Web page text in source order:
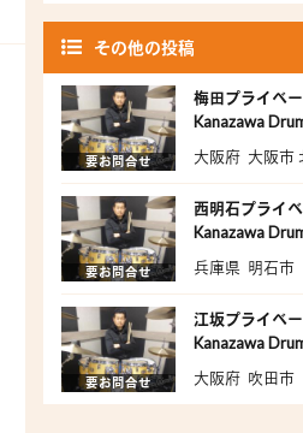
その他の投稿
要お問合せ
梅田プライベ
Kanazawa
大阪府 大阪市
要お問合せ
西明石プライ
Kanazawa
兵庫県 明石市
要お問合せ
江坂プライベ
Kanazawa
大阪府 吹田市